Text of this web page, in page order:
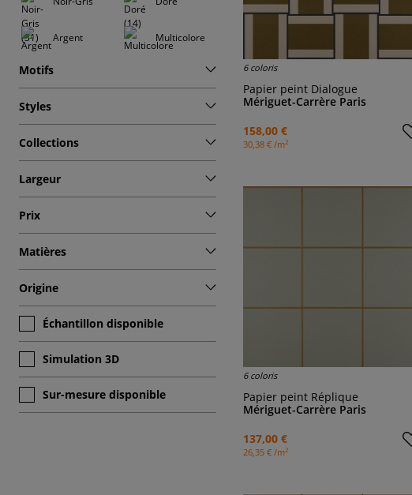
Argent Multicolore
Motifs
Styles
Collections
Largeur
Prix
Matières
Origine
Échantillon disponible
Simulation 3D
Sur-mesure disponible
6 coloris
Papier peint Dialogue
Mériguet-Carrère Paris
158,00 €
30,38 € /m2
6 coloris
Papier peint Réplique
Mériguet-Carrère Paris
137,00 €
26,35 € /m2